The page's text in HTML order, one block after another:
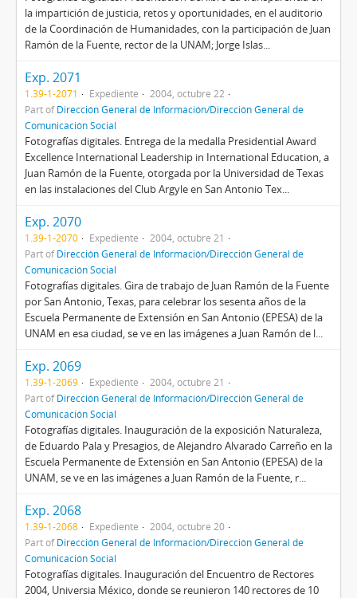
la impartición de justicia, retos y oportunidades, en el auditorio
de la Coordinación de Humanidades, con la participación de Juan
Ramón de la Fuente, rector de la UNAM; Jorge Islas...
Exp. 2071
1.39-1-2071 Expediente
2004, octubre 22
Part ofDirección General de Información/Dirección General de
Comunicación Social
Fotografías digitales. Entrega de la medalla Presidential Award
Excellence International Leadership in International Education, a
Juan Ramón de la Fuente, otorgada por la Universidad de Texas
en las instalaciones del Club Argyle en San Antonio Tex...
Exp. 2070
1.39-1-2070 Expediente
2004, octubre 21
Part ofDirección General de Información/Dirección General de
Comunicación Social
Fotografías digitales. Gira de trabajo de Juan Ramón de la Fuente
por San Antonio, Texas, para celebrar los sesenta años de la
Escuela Permanente de Extensión en San Antonio (EPESA) de la
UNAM en esa ciudad, se ve en las imágenes a Juan Ramón de l...
Exp. 2069
1.39-1-2069 Expediente
2004, octubre 21
Part ofDirección General de Información/Dirección General de
Comunicación Social
Fotografías digitales. Inauguración de la exposición Naturaleza,
de Eduardo Pala y Presagios, de Alejandro Alvarado Carreño en la
Escuela Permanente de Extensión en San Antonio (EPESA) de la
UNAM, se ve en las imágenes a Juan Ramón de la Fuente, r...
Exp. 2068
1.39-1-2068 Expediente
2004, octubre 20
Part ofDirección General de Información/Dirección General de
Comunicación Social
Fotografías digitales. Inauguración del Encuentro de Rectores
2004, Universia México, donde se reunieron 140 rectores de 10